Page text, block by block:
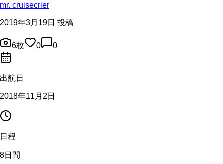
mr. cruisecrier
2019年3月19日 投稿
6枚 0 0
出航日
2018年11月2日
日程
8日間